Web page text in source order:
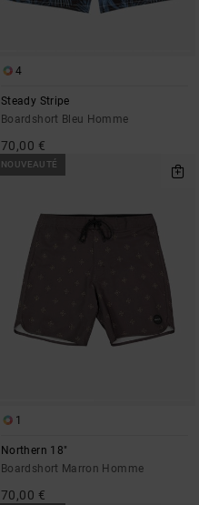
4
Steady Stripe
Boardshort Bleu Homme
70,00 €
NOUVEAUTÉ
1
Northern 18"
Boardshort Marron Homme
70,00 €